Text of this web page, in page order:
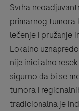
Svrha
primarnog tumora
lečenje i pružanje
Lokalno
nije inicijalno
sigurno da bi se
tumora i
tradicionalna je